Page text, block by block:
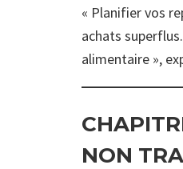
« Planifier vos
achats
alimentaire »,
NON